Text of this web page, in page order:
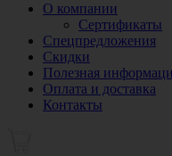
О компании
Сертификаты
Спецпредложения
Скидки
Полезная
Оплата и доставка
Контакты